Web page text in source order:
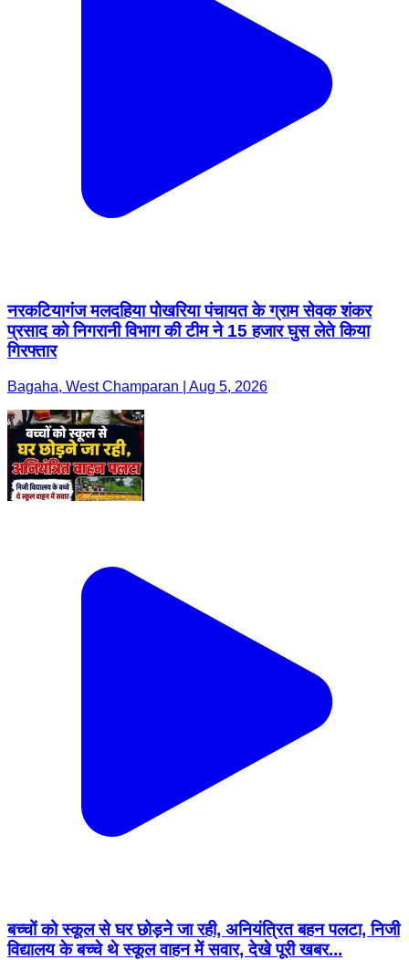
नरकटियागंज मलदहिया पोखरिया पंचायत के ग्राम सेवक शंकर
प्रसाद को निगरानी विभाग की टीम ने 15 हजार घुस लेते किया
गिरफ्तार
Bagaha, West Champaran | Aug 5, 2026
बच्चों को स्कूल से घर छोड़ने जा रही, अनियंत्रित बहन पलटा, निजी
विद्यालय के बच्चे थे स्कूल वाहन में सवार, देखे पूरी खबर...